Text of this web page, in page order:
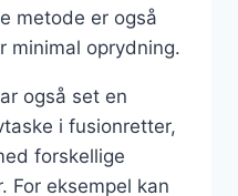
metode er også
minimal oprydning.
også set en
i fusionretter,
forskellige
For eksempel kan